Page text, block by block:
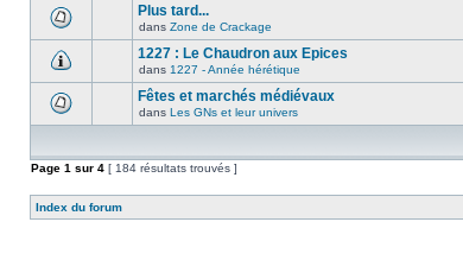
Plus tard...
dans Zone de Crackage
1227 : Le Chaudron aux Epices
dans 1227 - Année hérétique
Fêtes et marchés médiévaux
dans Les GNs et leur univers
Page 1 sur 4 [ 184 résultats trouvés ]
Index du forum